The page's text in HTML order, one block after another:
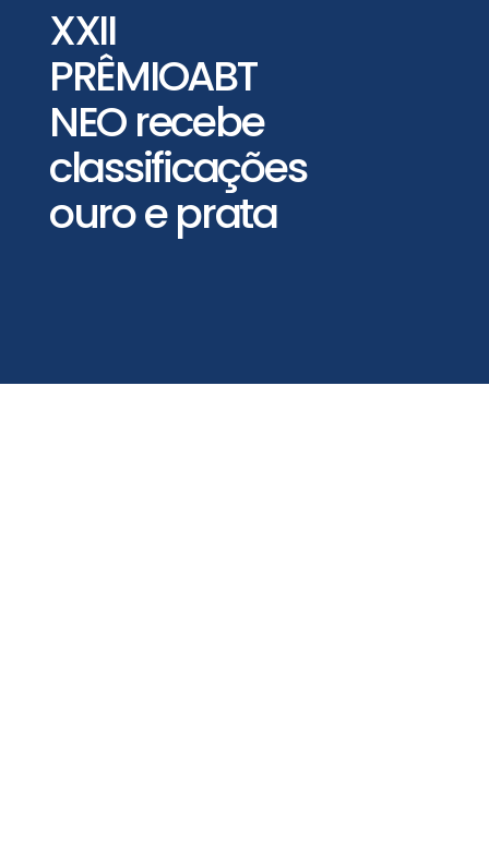
XXII
PRÊMIOABT
NEO recebe
classificações
ouro e prata